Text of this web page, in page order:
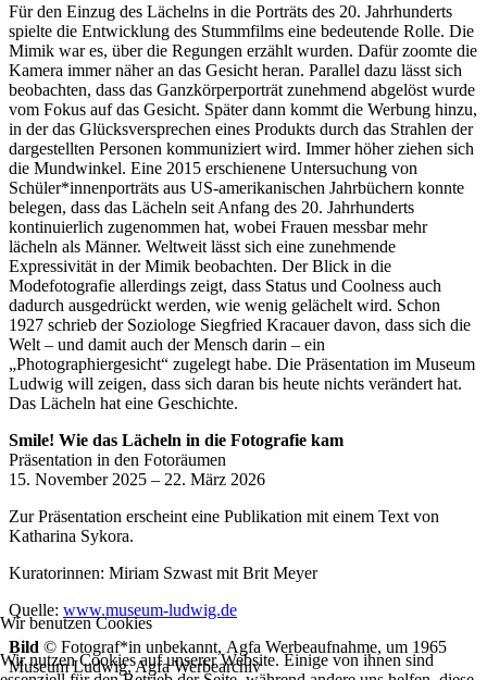
Für den Einzug des Lächelns in die Porträts des 20. Jahrhunderts
spielte die Entwicklung des Stummfilms eine bedeutende Rolle. Die
Mimik war es, über die Regungen erzählt wurden. Dafür zoomte die
Kamera immer näher an das Gesicht heran. Parallel dazu lässt sich
beobachten, dass das Ganzkörperporträt zunehmend abgelöst wurde
vom Fokus auf das Gesicht. Später dann kommt die Werbung hinzu,
in der das Glücksversprechen eines Produkts durch das Strahlen der
dargestellten Personen kommuniziert wird. Immer höher ziehen sich
die Mundwinkel. Eine 2015 erschienene Untersuchung von
Schüler*innenporträts aus US-amerikanischen Jahrbüchern konnte
belegen, dass das Lächeln seit Anfang des 20. Jahrhunderts
kontinuierlich zugenommen hat, wobei Frauen messbar mehr
lächeln als Männer. Weltweit lässt sich eine zunehmende
Expressivität in der Mimik beobachten. Der Blick in die
Modefotografie allerdings zeigt, dass Status und Coolness auch
dadurch ausgedrückt werden, wie wenig gelächelt wird. Schon
1927 schrieb der Soziologe Siegfried Kracauer davon, dass sich die
Welt – und damit auch der Mensch darin – ein
„Photographiergesicht“ zugelegt habe. Die Präsentation im Museum
Ludwig will zeigen, dass sich daran bis heute nichts verändert hat.
Das Lächeln hat eine Geschichte.
Smile! Wie das Lächeln in die Fotografie kam
Präsentation in den Fotoräumen
15. November 2025 – 22. März 2026
Zur Präsentation erscheint eine Publikation mit einem Text von
Katharina Sykora.
Kuratorinnen: Miriam Szwast mit Brit Meyer
Quelle: www.museum-ludwig.de
Bild © Fotograf*in unbekannt, Agfa Werbeaufnahme, um 1965
Museum Ludwig, Agfa Werbearchiv
Wir benutzen Cookies
Wir nutzen Cookies auf unserer Website. Einige von ihnen sind